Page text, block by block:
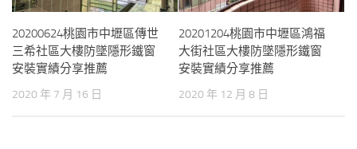
20200624桃園市中壢區傳世
三希社區大樓防墜隱形鐵窗
安裝實績分享推薦
2020 年 7 月 16 日
20201204桃園市中壢區鴻福
大街社區大樓防墜隱形鐵窗
安裝實績分享推薦
2020 年 12 月 8 日